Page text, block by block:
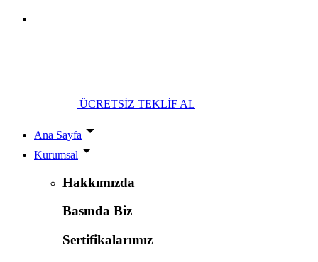
ÜCRETSİZ TEKLİF AL
Ana Sayfa
Kurumsal
Hakkımızda
Basında Biz
Sertifikalarımız